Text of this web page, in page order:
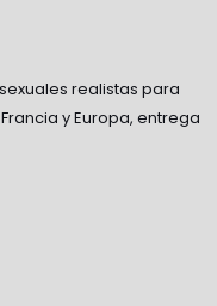
realistas para
y Europa, entrega